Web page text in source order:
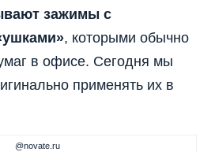
зажимы с
, которыми обычно
в офисе. Сегодня мы
применять их в
@novate.ru